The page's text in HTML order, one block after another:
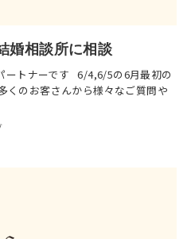
婚相談所に相談
ートナーです 6/4,6/5の6月最初の
くのお客さんから様々なご質問や